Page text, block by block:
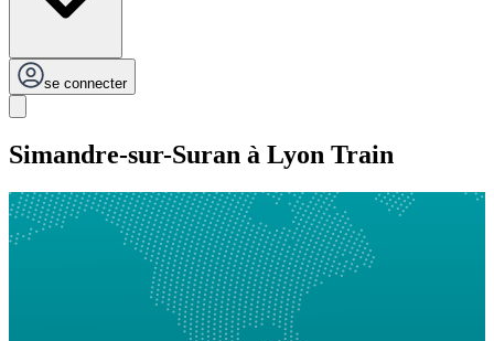
se connecter
Simandre-sur-Suran à Lyon Train